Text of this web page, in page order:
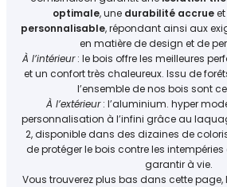
optimale, une durabilité accrueet
personnalisable, répondant ainsi aux
en matière de design et de
À l’intérieur: le bois offre les meilleures
et un confort très chaleureux. Issu de
l’ensemble de nos bois sont
À l’extérieur: l’aluminium. hyper
personnalisation à l’infini grâce au
2, disponible dans des dizaines de
de protéger le bois contre les intempéries
garantir à vie.
Vous trouverez plus bas dans cette